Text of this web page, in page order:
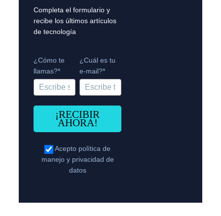
Completa el formulario y
recibe los últimos artículos
de tecnología
¿Cómo te
llamas?*
¿Cuál es tu
e-mail?*
¡RECIBIR
AHORA!
Acepto política de
manejo y privacidad de
datos